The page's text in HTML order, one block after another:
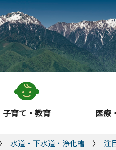
子育て・教育 医療
水道・下水道・浄化槽 注